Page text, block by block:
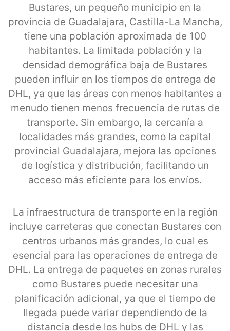
Bustares, un pequeño municipio en la
provincia de Guadalajara, Castilla-La Mancha,
tiene una población aproximada de 100
habitantes. La limitada población y la
densidad demográfica baja de Bustares
pueden influir en los tiempos de entrega de
DHL, ya que las áreas con menos habitantes a
menudo tienen menos frecuencia de rutas de
transporte. Sin embargo, la cercanía a
localidades más grandes, como la capital
provincial Guadalajara, mejora las opciones
de logística y distribución, facilitando un
acceso más eficiente para los envíos.
La infraestructura de transporte en la región
incluye carreteras que conectan Bustares con
centros urbanos más grandes, lo cual es
esencial para las operaciones de entrega de
DHL. La entrega de paquetes en zonas rurales
como Bustares puede necesitar una
planificación adicional, ya que el tiempo de
llegada puede variar dependiendo de la
distancia desde los hubs de DHL y las